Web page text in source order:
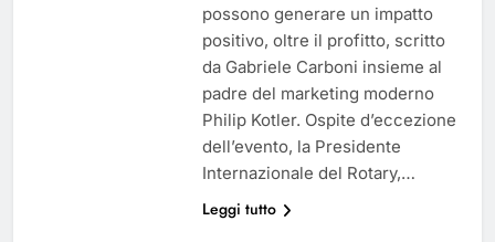
possono generare un impatto
positivo, oltre il profitto, scritto
da Gabriele Carboni insieme al
padre del marketing moderno
Philip Kotler. Ospite d’eccezione
dell’evento, la Presidente
Internazionale del Rotary,…
Leggi tutto